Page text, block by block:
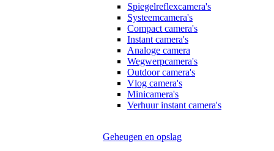
Spiegelreflexcamera's
Systeemcamera's
Compact camera's
Instant camera's
Analoge camera
Wegwerpcamera's
Outdoor camera's
Vlog camera's
Minicamera's
Verhuur instant camera's
Geheugen en opslag